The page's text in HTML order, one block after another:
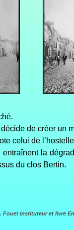
de créer un
celui de
entraînent la
du clos Bertin.
Fouet Instituteur et livre